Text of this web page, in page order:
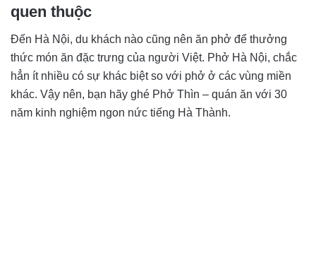
quen thuộc
Đến Hà Nội, du khách nào cũng nên ăn phở để thưởng
thức món ăn đặc trưng của người Việt. Phở Hà Nội, chắc
hẳn ít nhiều có sự khác biệt so với phở ở các vùng miền
khác. Vậy nên, bạn hãy ghé Phở Thìn – quán ăn với 30
năm kinh nghiệm ngon nức tiếng Hà Thành.